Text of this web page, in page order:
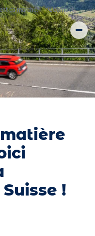
ça marche? 📞Contact
!